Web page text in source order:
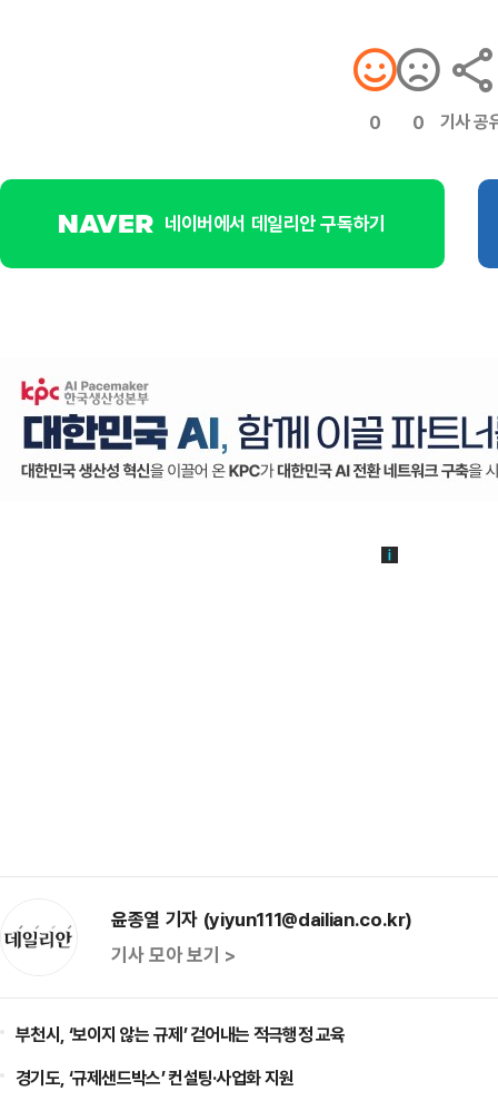
0 0 기사 공
네이버에서 데일리안 구독하기
윤종열 기자 (yiyun111@dailian.co.kr)
기사 모아 보기 >
부천시, ‘보이지 않는 규제’ 걷어내는 적극행정 교육
경기도, ‘규제샌드박스’ 컨설팅·사업화 지원